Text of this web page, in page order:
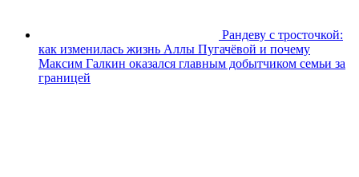
Рандеву с тросточкой:
как изменилась жизнь Аллы Пугачёвой и почему
Максим Галкин оказался главным добытчиком семьи за
границей